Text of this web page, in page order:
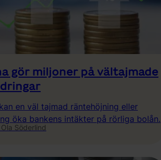
gör miljoner på vältajmade
en väl tajmad räntehöjning eller
öka bankens intäkter på rörliga bolån.
Ola Söderlind